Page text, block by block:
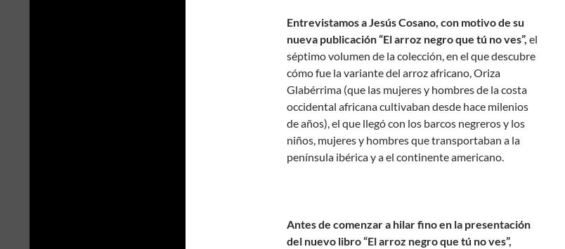
Entrevistamos a Jesús Cosano, con motivo de su
nueva publicación “El arroz negro que tú no ves”, el
séptimo volumen de la colección, en el que descubre
cómo fue la variante del arroz africano, Oriza
Glabérrima (que las mujeres y hombres de la costa
occidental africana cultivaban desde hace milenios
de años), el que llegó con los barcos negreros y los
niños, mujeres y hombres que transportaban a la
península ibérica y a el continente americano.
Antes de comenzar a hilar fino en la presentación
del nuevo libro “El arroz negro que tú no ves”,